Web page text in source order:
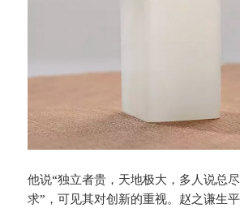
他说“独立者贵，天地极大，多人说总
求”，可见其对创新的重视。赵之谦生